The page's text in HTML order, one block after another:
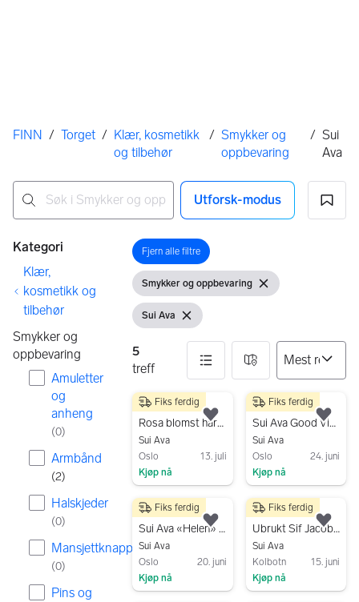
Her er du
FINN / Torget / Klær, kosmetikk
og tilbehør
/ Smykker og
oppbevaring
/ Sui
Ava
Utforsk-modus
Filtre
Kategori
Klær,
kosmetikk og
tilbehør
Smykker og
oppbevaring
Amuletter
og
anheng
(0)
Armbånd
(2)
Halskjeder
(0)
Mansjettknapper
(0)
Pins og
Åpne filter
Fjern alle filtre
Vis filter
Smykker og oppbevaring Fjern filter
Vis filter
Sui Ava
Fjern filter
5
treff
5 resultater
25 kr
Rosa blomst hårklype
Sui Ava
Oslo
13. juli
Kjøp nå
Fiks ferdig
Legg til som favoritt.
450 kr
Sui Ava Good Vibes armbånd
Sui Ava
Oslo
24. juni
Kjøp nå
Fiks ferdig
90 kr
Sui Ava «Helen» Hårklype
Sui Ava
Oslo
20. juni
Kjøp nå
Fiks ferdig
Legg til som favoritt.
350 kr
Ubrukt Sif Jacobs skinnarmbånd i brun
Sui Ava
Kolbotn
15. juni
Kjøp nå
Fiks ferdig